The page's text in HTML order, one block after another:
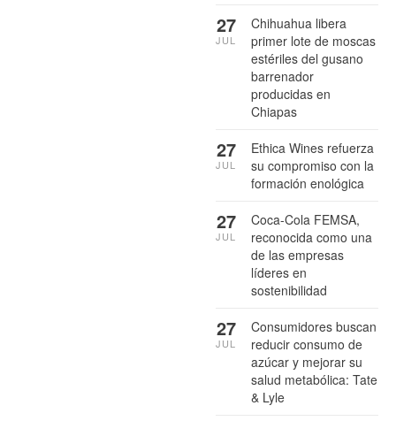
Chihuahua libera
primer lote de moscas
estériles del gusano
barrenador
producidas en
Chiapas
27
JUL
Ethica Wines refuerza
su compromiso con la
formación enológica
27
JUL
Coca-Cola FEMSA,
reconocida como una
de las empresas
líderes en
sostenibilidad
27
JUL
Consumidores buscan
reducir consumo de
azúcar y mejorar su
salud metabólica: Tate
& Lyle
27
JUL